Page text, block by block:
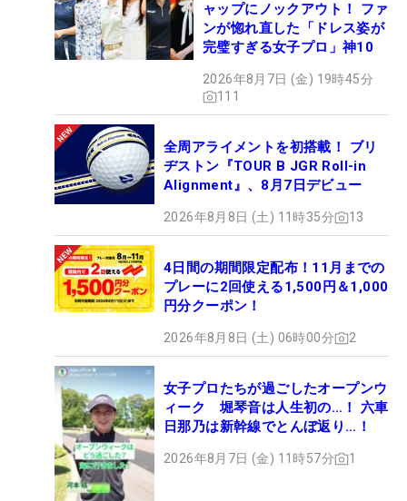
ャップにノックアウト！ ファ
ンが惚れ直した「ドレス姿が
完璧すぎる女子プロ」神10
2026年8月7日 (金) 19時45分
111
全周アライメントを初搭載！ ブリ
ヂストン『TOUR B JGR Roll-in
Alignment』、8月7日デビュー
2026年8月8日 (土) 11時35分 13
4日間の期間限定配布！11月までの
プレーに2回使える1,500円＆1,000
円分クーポン！
2026年8月8日 (土) 06時00分 2
女子プロたちが過ごしたオープンウ
ィーク 堀琴音は人生初の…！ 六車
日那乃は新幹線でとんぼ返り…！
2026年8月7日 (金) 11時57分 1